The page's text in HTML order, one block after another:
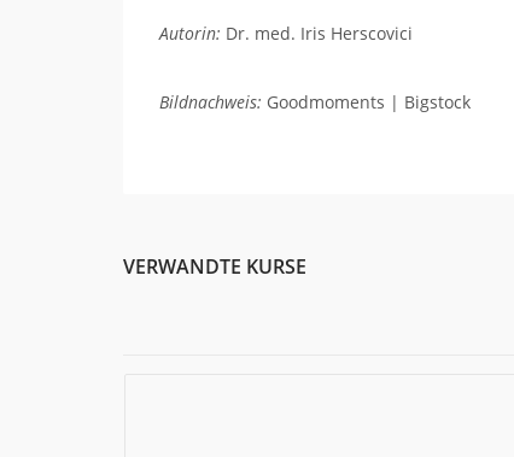
Autorin: Dr. med. Iris Herscovici
Bildnachweis: Goodmoments | Bigstock
VERWANDTE KURSE